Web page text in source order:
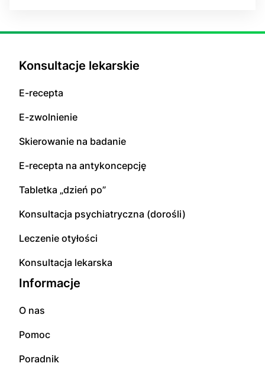
Konsultacje lekarskie
E-recepta
E-zwolnienie
Skierowanie na badanie
E-recepta na antykoncepcję
Tabletka „dzień po”
Konsultacja psychiatryczna (dorośli)
Leczenie otyłości
Konsultacja lekarska
Informacje
O nas
Pomoc
Poradnik